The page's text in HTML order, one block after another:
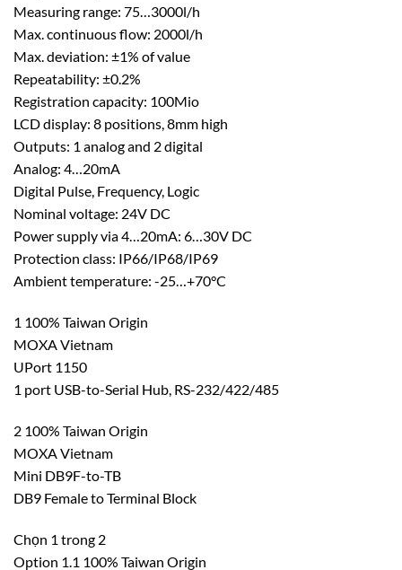
Measuring range: 75…3000l/h
Max. continuous flow: 2000l/h
Max. deviation: ±1% of value
Repeatability: ±0.2%
Registration capacity: 100Mio
LCD display: 8 positions, 8mm high
Outputs: 1 analog and 2 digital
Analog: 4…20mA
Digital Pulse, Frequency, Logic
Nominal voltage: 24V DC
Power supply via 4…20mA: 6…30V DC
Protection class: IP66/IP68/IP69
Ambient temperature: -25…+70°C
1 100% Taiwan Origin
MOXA Vietnam
UPort 1150
1 port USB-to-Serial Hub, RS-232/422/485
2 100% Taiwan Origin
MOXA Vietnam
Mini DB9F-to-TB
DB9 Female to Terminal Block
Chọn 1 trong 2
Option 1.1 100% Taiwan Origin